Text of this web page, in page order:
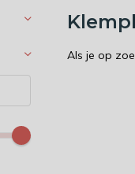
Als je op